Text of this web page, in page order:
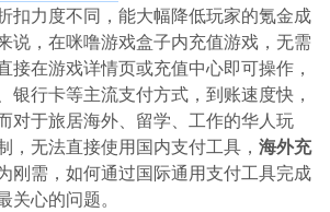
扣力度不同，能大幅降低玩家的氪金成
说，在咪噜游戏盒子内充值游戏，无需
接在游戏详情页或充值中心即可操作，
银行卡等主流支付方式，到账速度快，
对于旅居海外、留学、工作的华人玩
，无法直接使用国内支付工具， 海外充
刚需，如何通过国际通用支付工具完成
关心的问题。